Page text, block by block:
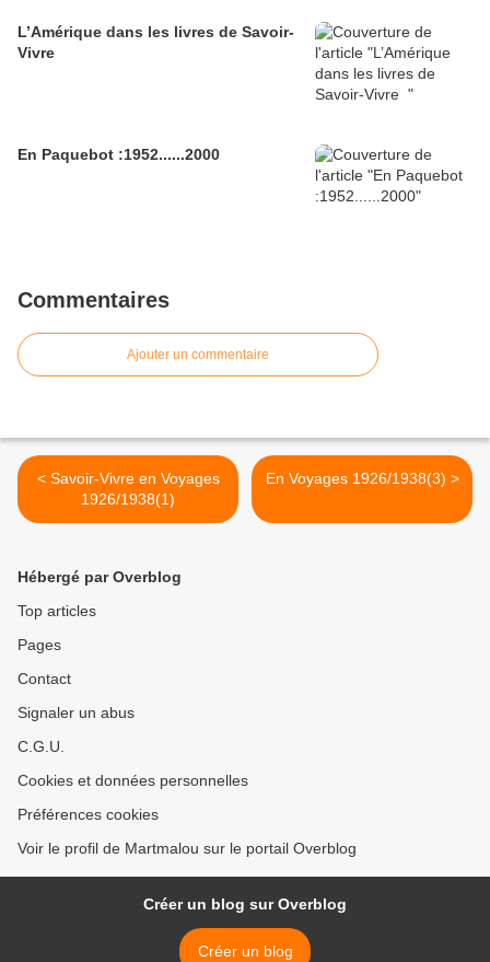
L’Amérique dans les livres de Savoir-
Vivre
En Paquebot :1952......2000
Commentaires
Ajouter un commentaire
< Savoir-Vivre en Voyages
1926/1938(1)
En Voyages 1926/1938(3) >
Hébergé par Overblog
Top articles
Pages
Contact
Signaler un abus
C.G.U.
Cookies et données personnelles
Préférences cookies
Voir le profil de Martmalou sur le portail Overblog
Créer un blog sur Overblog
Créer un blog